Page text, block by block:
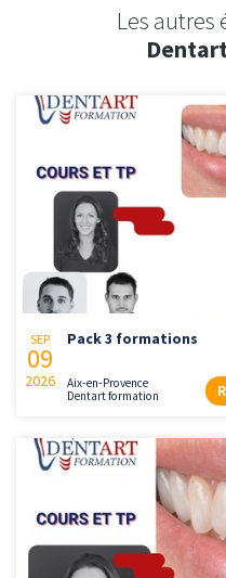
Les autres
SEP
09
2026
Pack 3 formations
Aix-en-Provence
Dentart formation